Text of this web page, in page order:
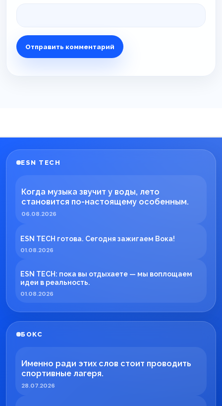
ESN TECH
Когда музыка звучит у воды, лето
становится по-настоящему особенным.
06.08.2026
ESN TECH готова. Сегодня зажигаем Вока!
01.08.2026
ESN TECH: пока вы отдыхаете — мы воплощаем
идеи в реальность.
01.08.2026
БОКС
Именно ради этих слов стоит проводить
спортивные лагеря.
28.07.2026